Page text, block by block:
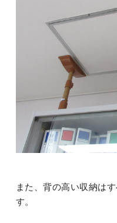
また、背の高い収納は
す。